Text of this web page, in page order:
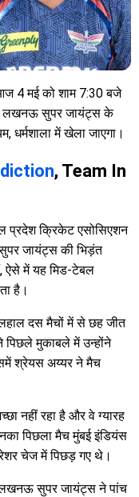
4 मई को शाम 7:30 बजे
लखनऊ सुपर जायंट्स के
धर्मशाला में खेला जाएगा।
, Team In
प्रदेश क्रिकेट एसोसिएशन
जायंट्स की भिड़ंत
ऐसे में यह मिड-टेबल
है।
दस मैचों में से छह जीत
मुकाबले में उन्होंने
श्रेयस अय्यर ने मैच
नहीं रहा है और वे ग्यारह
पिछला मैच मुंबई इंडियंस
चेज में पिछड़ गए थे।
लखनऊ सुपर जायंट्स ने पांच